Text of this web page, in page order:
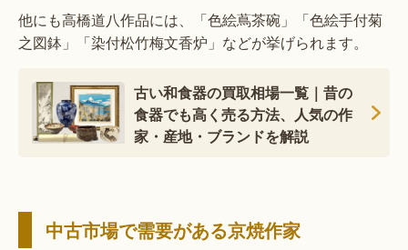
他にも高橋道八作品には、「色絵蔦茶碗」「色絵手付菊
之図鉢」「染付松竹梅文香炉」などが挙げられます。
古い和食器の買取相場一覧｜昔の
食器でも高く売る方法、人気の作
家・産地・ブランドを解説
中古市場で需要がある京焼作家